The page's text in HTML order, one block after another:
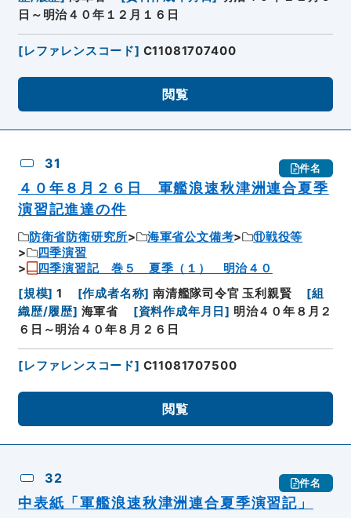
日～明治４０年１２月１６日
[レファレンスコード] C11081707400
閲覧
31 件名
４０年８月２６日 軍艦浪速秋津洲連合夏季
演習記進達の件
防衛省防衛研究所 海軍省公文備考
⑪戦役等
四季演習
四季演習記 巻５ 夏季（１） 明治４０
[規模] 1 [作成者名称] 南清艦隊司令官 玉利親賢 [組
織歴/履歴] 海軍省 [資料作成年月日] 明治４０年８月２
６日～明治４０年８月２６日
[レファレンスコード] C11081707500
閲覧
32 件名
中表紙「軍艦浪速秋津洲連合夏季演習記」